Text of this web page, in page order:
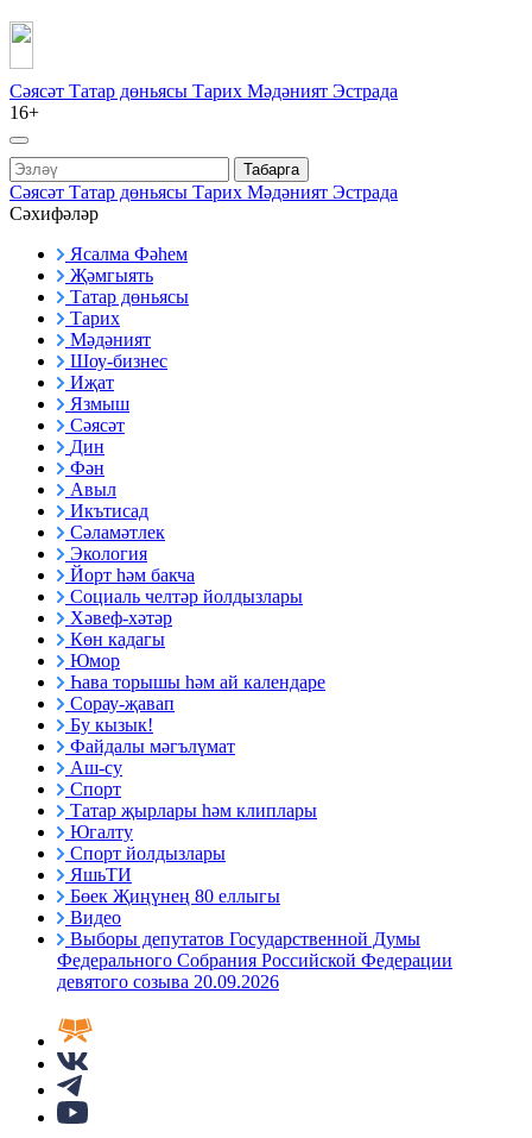
Сәясәт Татар дөньясы Тарих Мәдәният Эстрада
16+
Табарга
Сәясәт Татар дөньясы Тарих Мәдәният Эстрада
Сәхифәләр
Ясалма Фәһем
Җәмгыять
Татар дөньясы
Тарих
Мәдәният
Шоу-бизнес
Иҗат
Язмыш
Сәясәт
Дин
Фән
Авыл
Икътисад
Сәламәтлек
Экология
Йорт һәм бакча
Социаль челтәр йолдызлары
Хәвеф-хәтәр
Көн кадагы
Юмор
Һава торышы һәм ай календаре
Сорау-җавап
Бу кызык!
Файдалы мәгълүмат
Аш-су
Спорт
Татар җырлары һәм клиплары
Югалту
Спорт йолдызлары
ЯшьТИ
Бөек Җиңүнең 80 еллыгы
Видео
Выборы депутатов Государственной Думы
Федерального Собрания Российской Федерации
девятого созыва 20.09.2026